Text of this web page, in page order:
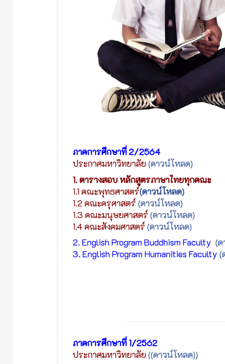
ภาคการศึกษาที่ 2/2564
ประกาศมหาวิทยาลัย(ดาวน์โหลด)
1. ตารางสอบ หลักสูตรภาษาไทยทุกคณะ
1.1 คณะพุทธศาสตร์(ดาวน์โหลด)
1.2 คณะครุศาสตร์ (ดาวน์โหลด)
1.3 คณะมนุษยศาสตร์ (ดาวน์โหลด)
1.4 คณะสังคมศาสตร์ (ดาวน์โหลด)
2. English Program Buddhism Faculty (ด
3. English Program Humanities Faculty (
ภาคการศึกษาที่ 1/2562
ประกาศมหาวิทยาลัย((ดาวน์โหลด))